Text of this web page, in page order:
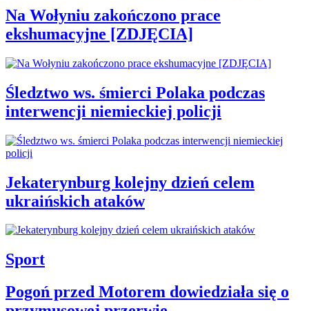
Na Wołyniu zakończono prace
ekshumacyjne [ZDJĘCIA]
Śledztwo ws. śmierci Polaka podczas
interwencji niemieckiej policji
Jekaterynburg kolejny dzień celem
ukraińskich ataków
Sport
Pogoń przed Motorem dowiedziała się o